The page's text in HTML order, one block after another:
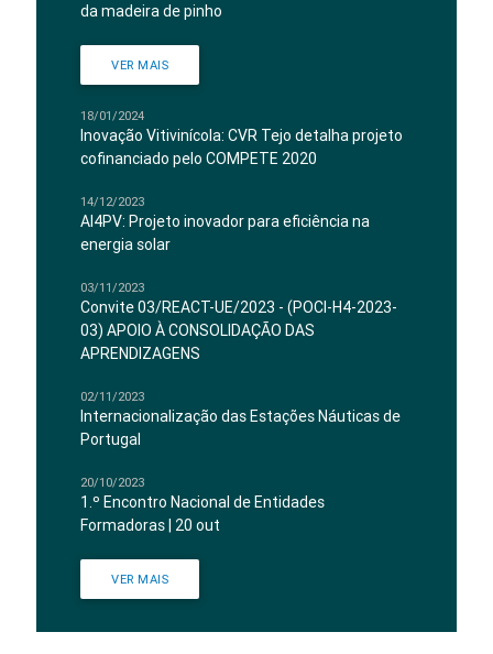
da madeira de pinho
VER MAIS
18/01/2024
Inovação Vitivinícola: CVR Tejo detalha projeto
cofinanciado pelo COMPETE 2020
14/12/2023
AI4PV: Projeto inovador para eficiência na
energia solar
03/11/2023
Convite 03/REACT-UE/2023 - (POCI-H4-2023-
03) APOIO À CONSOLIDAÇÃO DAS
APRENDIZAGENS
02/11/2023
Internacionalização das Estações Náuticas de
Portugal
20/10/2023
1.º Encontro Nacional de Entidades
Formadoras | 20 out
VER MAIS